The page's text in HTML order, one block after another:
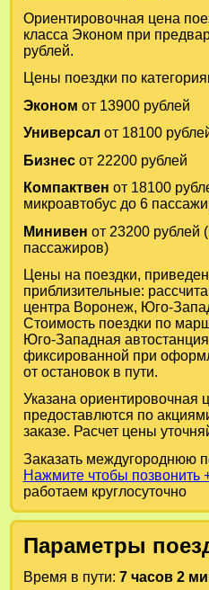
Ориентировочная цена
класса Эконом при
рублей.
Цены поездки по
Эконом от 13900 рублей
Универсал от 18100
Бизнесот 22200 рублей
Компактвен от 18100
микроавтобус до 6
Минивен от 23200 рублей
пассажиров)
Цены на поездки,
приблизительные:
центра Воронеж, Юго-
Стоимость поездки по
Юго-Западная
фиксированной при
от остановок в пути.
Указана ориентировочная
предоставлются по
заказе. Расчет цены
Заказать междугороднюю
Нажмите чтобы позвонить
работаем круглосуточно
Параметры
Время в пути: 7 часов 2